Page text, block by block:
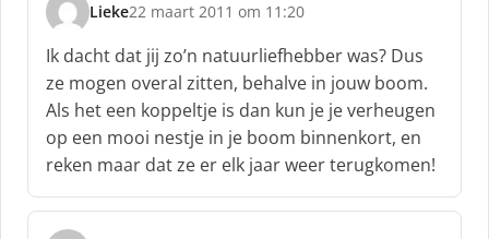
Lieke
s
c
h
r
e
e
f
22 maart 2011 om 11:20
Ik dacht dat jij zo’n natuurliefhebber was? Dus
ze mogen overal zitten, behalve in jouw boom.
Als het een koppeltje is dan kun je je verheugen
op een mooi nestje in je boom binnenkort, en
reken maar dat ze er elk jaar weer terugkomen!